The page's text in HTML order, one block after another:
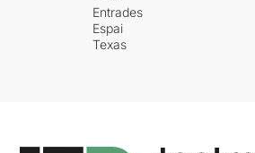
Entrades
Espai
Texas